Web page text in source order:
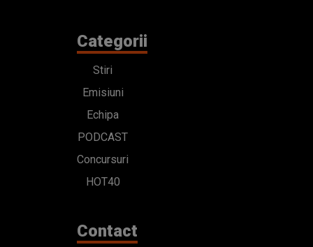
Categorii
Stiri
Emisiuni
Echipa
PODCAST
Concursuri
HOT40
Contact